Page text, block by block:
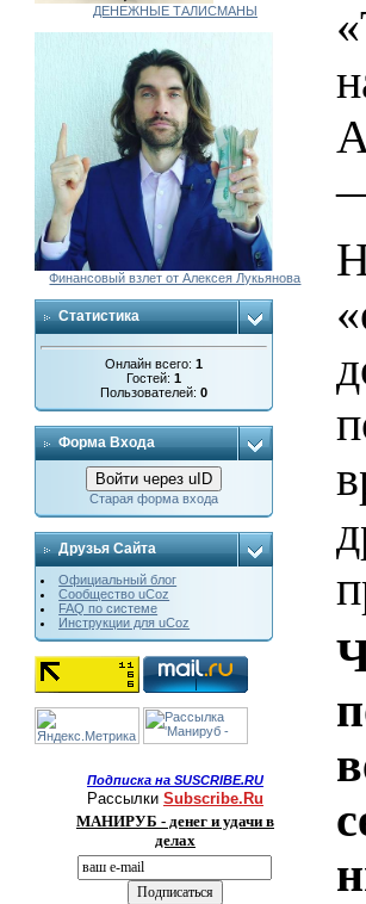
ДЕНЕЖНЫЕ ТАЛИСМАНЫ
Финансовый взлет от Алексея Лукьянова
Статистика
Онлайн всего:1
Гостей:1
Пользователей:0
Форма Входа
Войти через uID
Старая форма входа
Друзья Сайта
Официальный блог
Сообщество uCoz
FAQ по системе
Инструкции для uCoz
Подписка на SUSCRIBE.RU
Рассылки Subscribe.Ru
МАНИРУБ - денег и удачи в
делах